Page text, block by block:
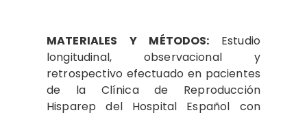
MATERIALES Y MÉTODOS: Estudio
longitudinal, observacional y
retrospectivo efectuado en pacientes
de la Clínica de Reproducción
Hisparep del Hospital Español con